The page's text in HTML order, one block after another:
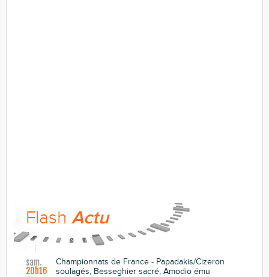
Flash Actu
sam.
20h16
Championnats de France - Papadakis/Cizeron
soulagés, Besseghier sacré, Amodio ému